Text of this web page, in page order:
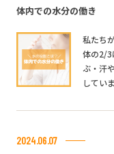
体内での水分の働き
私たち
体の2/3
ぶ・汗
してい
2024.06.07